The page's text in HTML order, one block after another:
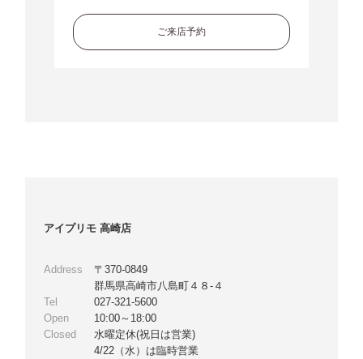
ご来店予約
アイプリモ 高崎店
Address
〒370-0849
群馬県高崎市八島町４８-４
Tel
027-321-5600
Open
10:00～18:00
Closed
水曜定休(祝日は営業)
4/22（水）は臨時営業